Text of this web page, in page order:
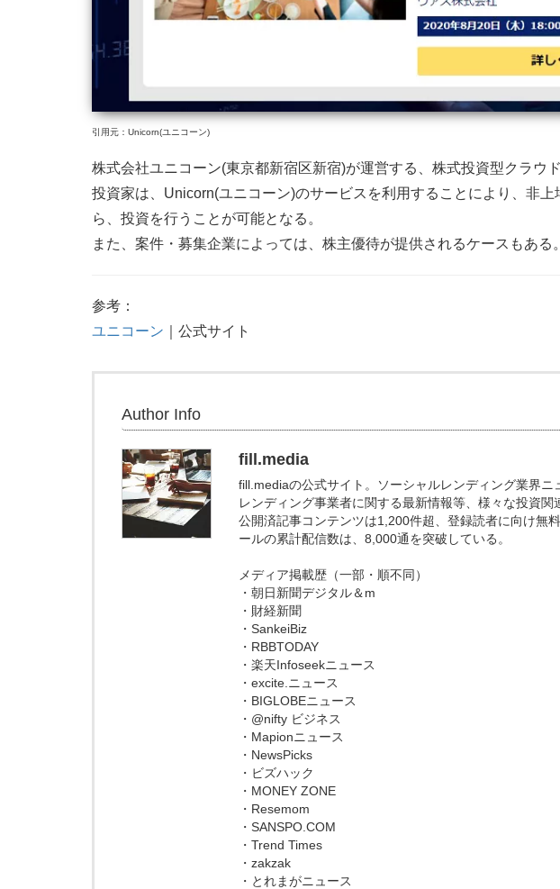
引用元：Unicorn(ユニコーン)
株式会社ユニコーン(東京都新宿区新宿)が運営する、株式投資型クラウ
投資家は、Unicorn(ユニコーン)のサービスを利用することにより、非
ら、投資を行うことが可能となる。
また、案件・募集企業によっては、株主優待が提供されるケースもある。
参考：
ユニコーン ｜公式サイト
Author Info
fill.media
fill.mediaの公式サイト。ソーシャルレンディング業界ニ
レンディング事業者に関する最新情報等、様々な投資関
公開済記事コンテンツは1,200件超、登録読者に向け無
ールの累計配信数は、8,000通を突破している。
メディア掲載歴（一部・順不同）
・朝日新聞デジタル＆m
・財経新聞
・SankeiBiz
・RBBTODAY
・楽天Infoseekニュース
・excite.ニュース
・BIGLOBEニュース
・@nifty ビジネス
・Mapionニュース
・NewsPicks
・ビズハック
・MONEY ZONE
・Resemom
・SANSPO.COM
・Trend Times
・zakzak
・とれまがニュース